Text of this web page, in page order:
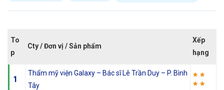
To
p
Cty / Đơn vị / Sản phẩm
Xếp
hạng
1
Thẩm mỹ viện Galaxy – Bác sĩ Lê Trần Duy – P. Bình
Tây